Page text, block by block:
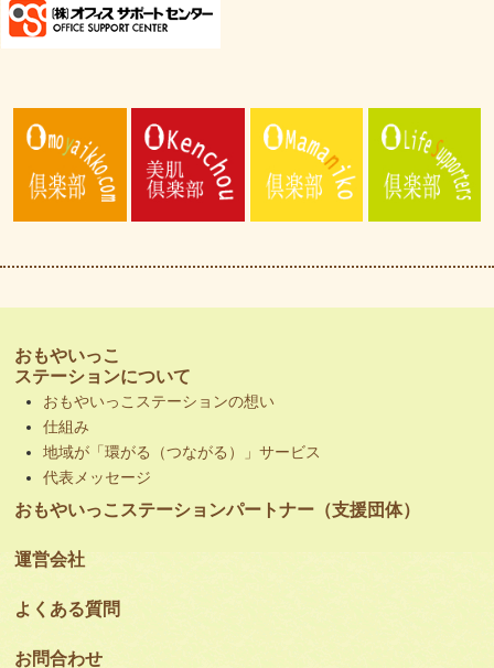
おもやいっこ
ステーションについて
おもやいっこステーションの想い
仕組み
地域が「環がる（つながる）」サービス
代表メッセージ
おもやいっこステーションパートナー（支援団体）
運営会社
よくある質問
お問合わせ